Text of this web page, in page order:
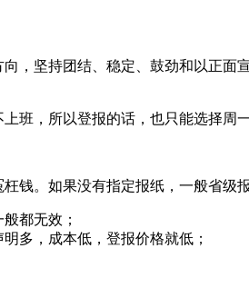
，坚持团结、稳定、鼓劲和以正
班，所以登报的话，也只能选择周
钱。如果没有指定报纸，一般省级
都无效；
多，成本低，登报价格就低；